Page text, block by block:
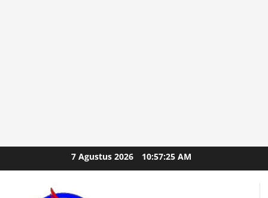
to
7 Agustus 2026 10:57:27 AM